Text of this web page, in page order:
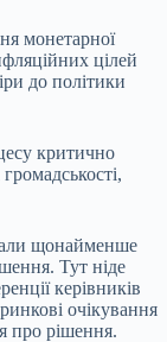
монетарної
цілей
до політики
критично
щонайменше
Тут ніде
керівників
очікування
про рішення.